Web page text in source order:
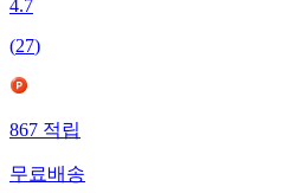
4.7
(27)
867적립
무료배송